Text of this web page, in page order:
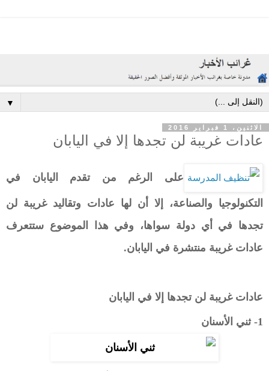
▼
الاثنين، 1 فبراير 2016
عادات غريبة لن تجدها إلا في اليابان
على الرغم من تقدم اليابان في
التكنولوجيا والصناعة، إلا أن لها عادات وتقاليد غريبة لن
تجدها في أي دولة سواها، وفي هذا الموضوع ستتعرف
عادات غريبة منتشرة في اليابان.
عادات غريبة لن تجدها إلا في اليابان
1- ثني الأسنان